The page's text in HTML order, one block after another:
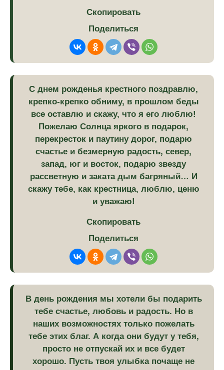
Скопировать
Поделиться
С днем рожденья крестного поздравлю,
крепко-крепко обниму, в прошлом беды
все оставлю и скажу, что я его люблю!
Пожелаю Солнца яркого в подарок,
перекресток и паутину дорог, подарю
счастье и безмерную радость, север,
запад, юг и восток, подарю звезду
рассветную и заката дым багряный… И
скажу тебе, как крестница, люблю, ценю
и уважаю!
Скопировать
Поделиться
В день рождения мы хотели бы подарить
тебе счастье, любовь и радость. Но в
наших возможностях только пожелать
тебе этих благ. А когда они будут у тебя,
просто не отпускай их и все будет
хорошо. Пусть твоя улыбка почаще не